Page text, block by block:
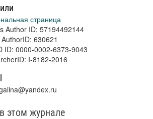
страница
Author ID: 57194492144
630621
ID: 0000-0002-6373-9043
I-8182-2016
этом журнале